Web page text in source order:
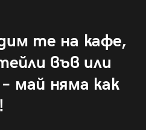
те на кафе,
във или
май няма как